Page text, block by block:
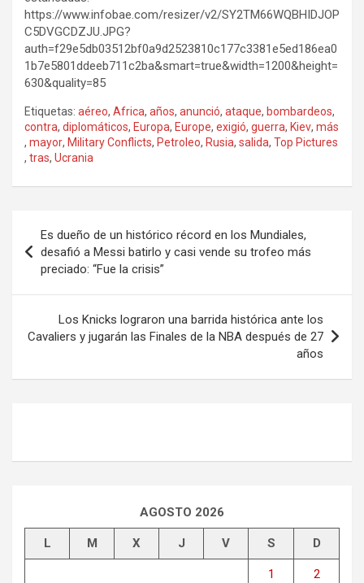
https://www.infobae.com/resizer/v2/SY2TM66WQBHIDJOP
C5DVGCDZJU.JPG?
auth=f29e5db03512bf0a9d2523810c177c3381e5ed186ea0
1b7e5801ddeeb711c2ba&smart=true&width=1200&height=
630&quality=85
Etiquetas: aéreo, Africa, años, anunció, ataque, bombardeos,
contra, diplomáticos, Europa, Europe, exigió, guerra, Kiev, más
, mayor, Military Conflicts, Petroleo, Rusia, salida, Top Pictures
, tras, Ucrania
de
entradas
Es dueño de un histórico récord en los Mundiales,
desafió a Messi batirlo y casi vende su trofeo más
preciado: “Fue la crisis”
Los Knicks lograron una barrida histórica ante los
Cavaliers y jugarán las Finales de la NBA después de 27
años
AGOSTO 2026
L M X J V S D
1 2